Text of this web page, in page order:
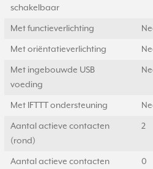
schakelbaar
Met functieverlichting
Met oriëntatieverlichting
Met ingebouwde USB
voeding
Met IFTTT ondersteuning
Aantal actieve contacten
(rond)
2
Aantal actieve contacten
0